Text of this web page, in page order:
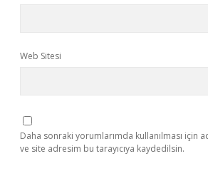
Web Sitesi
Daha sonraki yorumlarımda kullanılması için
ve site adresim bu tarayıcıya kaydedilsin.